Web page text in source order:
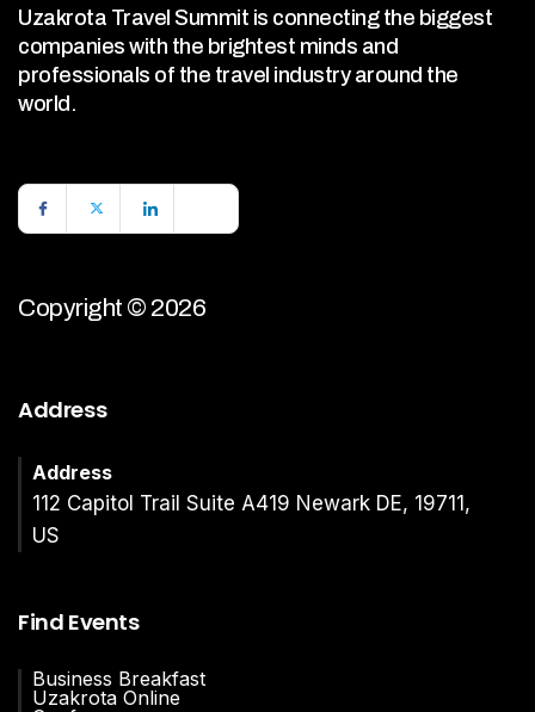
Uzakrota Travel Summit is connecting the biggest
companies with the brightest minds and
professionals of the travel industry around the
world.
Copyright © 2026
Address
Address
112 Capitol Trail Suite A419 Newark DE, 19711,
US
Find Events
Business Breakfast
Uzakrota Online